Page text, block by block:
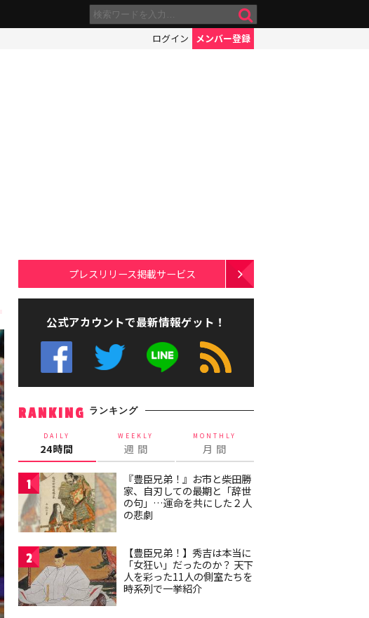
ログイン メンバー登録
プレスリリース掲載サービス
公式アカウントで最新情報ゲット！
RANKING ランキング
DAILY
24時間
WEEKLY
週 間
MONTHLY
月 間
1
『豊臣兄弟！』お市と柴田勝
家、自刃しての最期と「辞世
の句」…運命を共にした２人
の悲劇
2
【豊臣兄弟！】秀吉は本当に
「女狂い」だったのか？ 天下
人を彩った11人の側室たちを
時系列で一挙紹介